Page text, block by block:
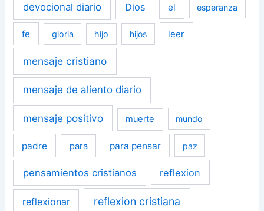
devocional diario Dios el esperanza
fe gloria hijo hijos leer
mensaje cristiano
mensaje de aliento diario
mensaje positivo muerte mundo
padre para para pensar paz
pensamientos cristianos reflexion
reflexionar reflexion cristiana